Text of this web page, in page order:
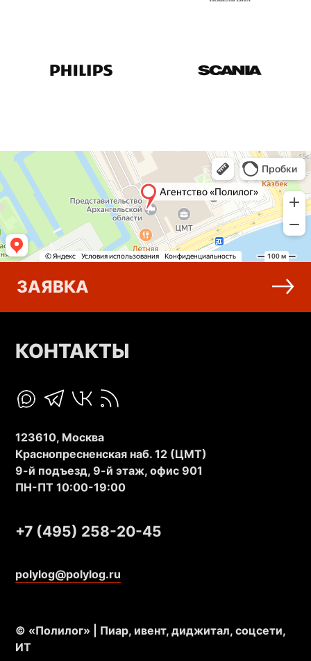
ЗАЯВКА
КОНТАКТЫ
123610, Москва
Краснопресненская наб. 12 (ЦМТ)
9-й подъезд, 9-й этаж, офис 901
ПН-ПТ 10:00-19:00
+7 (495) 258-20-45
polylog@polylog.ru
© «Полилог» | Пиар, ивент, диджитал, соцсети,
ИТ